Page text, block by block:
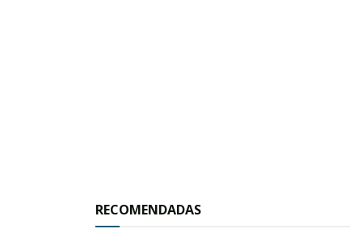
Antonio Salazar, Rafael Carrillo y Javier Rosales.
RECOMENDADAS